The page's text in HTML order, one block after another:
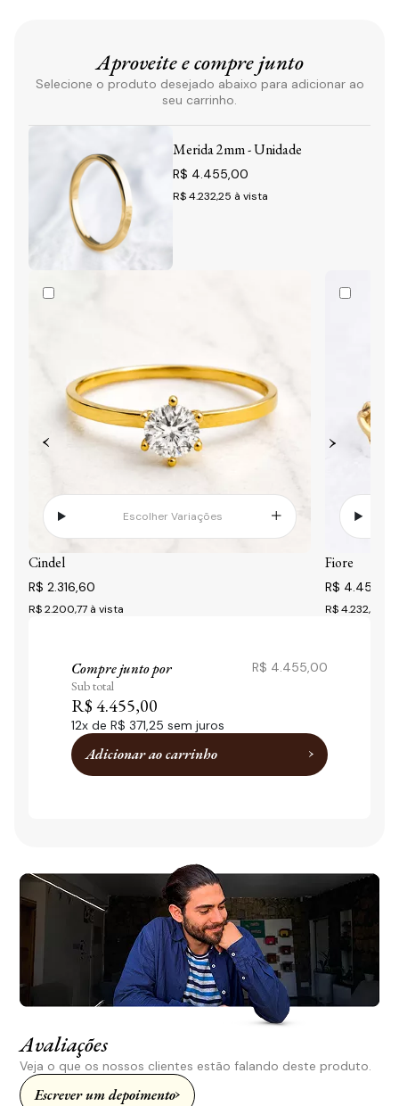
Aproveite e compre junto
Selecione o produto desejado abaixo para adicionar ao
seu carrinho.
Merida 2mm - Unidade
R$ 4.455,00
R$ 4.232,25 à vista
Escolher Variações
Cindel
R$ 2.316,60
R$ 2.200,77 à vista
Fiore
R$
R$ 4.232,25
Compre junto por
R$ 4.455,00
Sub total
R$ 4.455,00
12x de R$ 371,25 sem juros
Adicionar ao carrinho
Avaliações
Veja o que os nossos clientes estão falando deste produto.
Escrever um depoimento